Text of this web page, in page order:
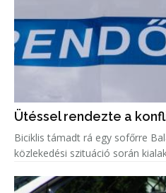
Ütéssel rendezte a
Biciklis támadt rá egy sofőrre
közlekedési szituáció során